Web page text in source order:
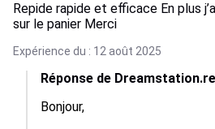
Repide rapide et efficace En plus
sur le panier Merci
Expérience du : 12 août 2025
Réponse de Dreamstation.re
Bonjour,